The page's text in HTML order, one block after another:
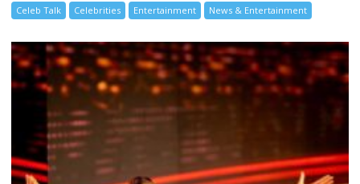
Celeb Talk Celebrities Entertainment News & Entertainment